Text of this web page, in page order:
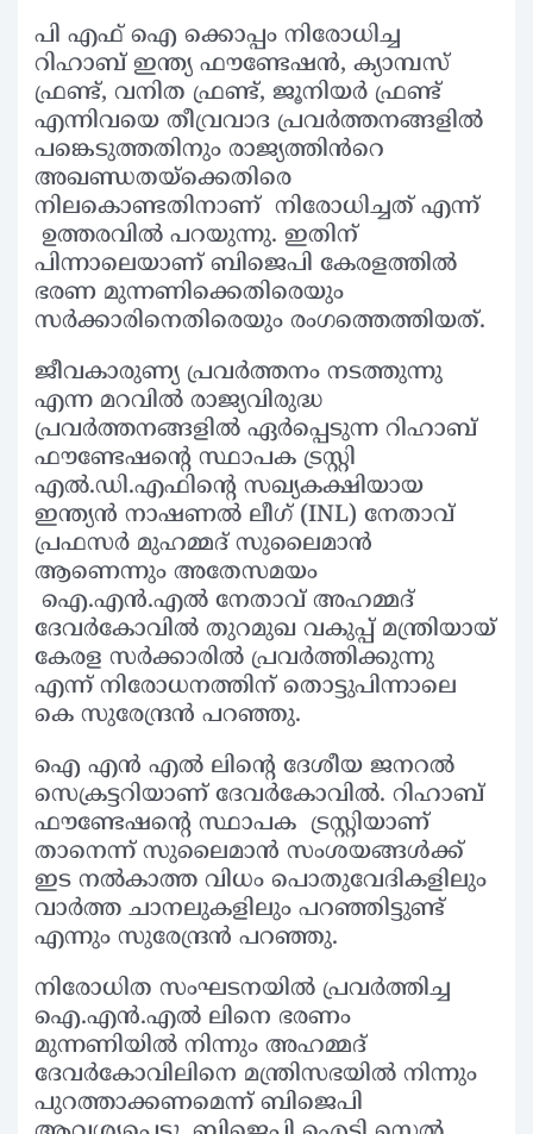
പി എഫ് ഐ ക്കൊപ്പം നിരോധിച്ച
റിഹാബ് ഇന്ത്യ ഫൗണ്ടേഷൻ, ക്യാമ്പസ്
ഫ്രണ്ട്, വനിത ഫ്രണ്ട്, ജൂനിയർ ഫ്രണ്ട്
എന്നിവയെ തീവ്രവാദ പ്രവർത്തനങ്ങളിൽ
പങ്കെടുത്തതിനും രാജ്യത്തിൻറെ
അഖണ്ഡതയ്‌ക്കെതിരെ
നിലകൊണ്ടതിനാണ് നിരോധിച്ചത് എന്ന്
ഉത്തരവിൽ പറയുന്നു. ഇതിന്
പിന്നാലെയാണ് ബിജെപി കേരളത്തിൽ
ഭരണ മുന്നണിക്കെതിരെയും
സർക്കാരിനെതിരെയും രംഗത്തെത്തിയത്.
ജീവകാരുണ്യ പ്രവർത്തനം നടത്തുന്നു
എന്ന മറവിൽ രാജ്യവിരുദ്ധ
പ്രവർത്തനങ്ങളിൽ ഏർപ്പെടുന്ന റിഹാബ്
ഫൗണ്ടേഷന്റെ സ്ഥാപക ട്രസ്റ്റി
എൽ.ഡി.എഫിന്റെ സഖ്യകക്ഷിയായ
ഇന്ത്യൻ നാഷണൽ ലീഗ് (INL) നേതാവ്
പ്രഫസർ മുഹമ്മദ് സുലൈമാൻ
ആണെന്നും അതേസമയം
ഐ.എൻ.എൽ നേതാവ് അഹമ്മദ്
ദേവർകോവിൽ തുറമുഖ വകുപ്പ് മന്ത്രിയായ്
കേരള സർക്കാരിൽ പ്രവർത്തിക്കുന്നു
എന്ന് നിരോധനത്തിന് തൊട്ടുപിന്നാലെ
കെ സുരേന്ദ്രൻ പറഞ്ഞു.
ഐ എൻ എൽ ലിന്റെ ദേശീയ ജനറൽ
സെക്രട്ടറിയാണ് ദേവർകോവിൽ. റിഹാബ്
ഫൗണ്ടേഷന്റെ സ്ഥാപക ട്രസ്റ്റിയാണ്
താനെന്ന് സുലൈമാൻ സംശയങ്ങൾക്ക്
ഇട നൽകാത്ത വിധം പൊതുവേദികളിലും
വാർത്ത ചാനലുകളിലും പറഞ്ഞിട്ടുണ്ട്
എന്നും സുരേന്ദ്രൻ പറഞ്ഞു.
നിരോധിത സംഘടനയിൽ പ്രവർത്തിച്ച
ഐ.എൻ.എൽ ലിനെ ഭരണം
മുന്നണിയിൽ നിന്നും അഹമ്മദ്
ദേവർകോവിലിനെ മന്ത്രിസഭയിൽ നിന്നും
പുറത്താക്കണമെന്ന് ബിജെപി